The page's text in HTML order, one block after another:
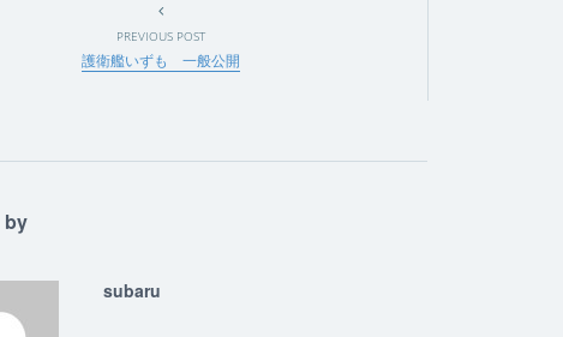
PREVIOUS POST
護衛艦いずも 一般公開
by
subaru